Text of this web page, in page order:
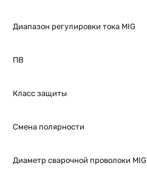
Диапазон регулировки тока MIG
ПВ
Класс защиты
Смена полярности
Диаметр сварочной проволоки MIG